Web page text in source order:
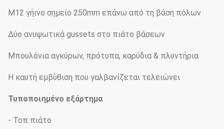
M12 γήινο σημείο 250mm επάνω από τη βάση πόλων
Δύο ανυψωτικά gussets στο πιάτο βάσεων
Μπουλόνια αγκύρων, πρότυπα, καρύδια & πλυντήρια
Η καυτή εμβύθιση που γαλβανίζεται τελειώνει
Τυποποιημένο εξάρτημα
- Τοπ πιάτο